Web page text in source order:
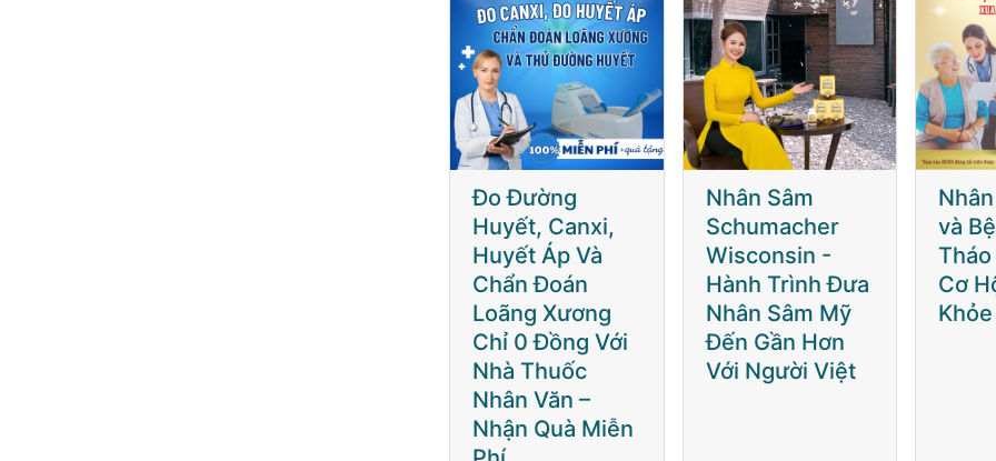
Nhân Sâm
Schumacher
Wisconsin -
Hành Trình Đưa
Nhân Sâm Mỹ
Đến Gần Hơn
Với Người Việt
Nhân Sâm Mỹ
và Bệnh Đái
Tháo Đường:
Cơ Hội Cho Sức
Khỏe
ĐÁI
BIẾN